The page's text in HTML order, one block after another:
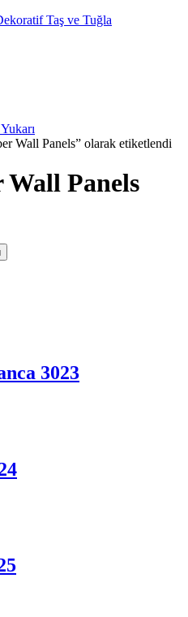
Yukarı
Wall Panels” olarak etiketlendi
Panels
3023